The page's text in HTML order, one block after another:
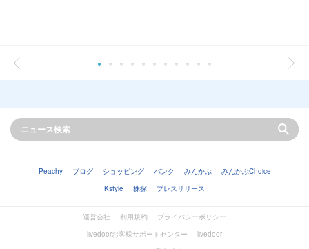
Peachy ブログ ショッピング バンク みんかぶ
みんかぶChoice
Kstyle
株探 プレスリリース
運営会社 利用規約
プライバシーポリシー
livedoorお客様サポートセンター
livedoor